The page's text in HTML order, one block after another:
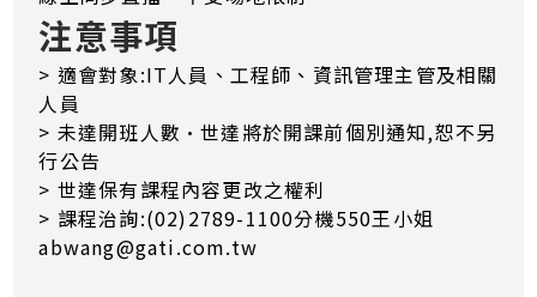
注意事項
> 適會對象:IT人員、工程師、資訊管理主管及相關
人員
> 未達開班人數·世達將於開課前個別通知,恕不另
行公告
> 世達保有課程內容更改之權利
> 課程治詢:(02)2789-1100分機550王小姐
abwang@gati.com.tw